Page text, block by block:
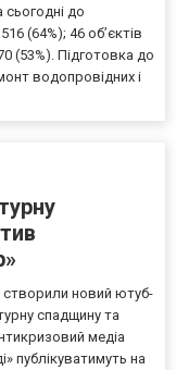
до
(64%); 46 об’єктів
(53%). Підготовка до
водопровідних і
створили новий ютуб-
спадщину та
медіа
публікуватимуть на